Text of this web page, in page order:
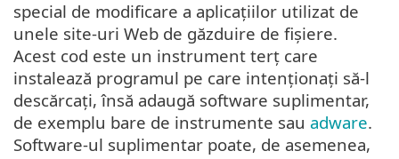
special de modificare a aplicațiilor utilizat de
unele site-uri Web de găzduire de fișiere.
Acest cod este un instrument terț care
instalează programul pe care intenționați să-l
descărcați, însă adaugă software suplimentar,
de exemplu bare de instrumente sau adware.
Software-ul suplimentar poate, de asemenea,